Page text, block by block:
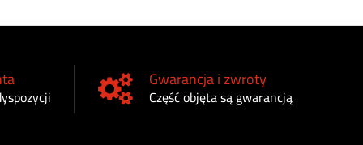
Gwarancja i zwroty
Część objęta są gwarancją